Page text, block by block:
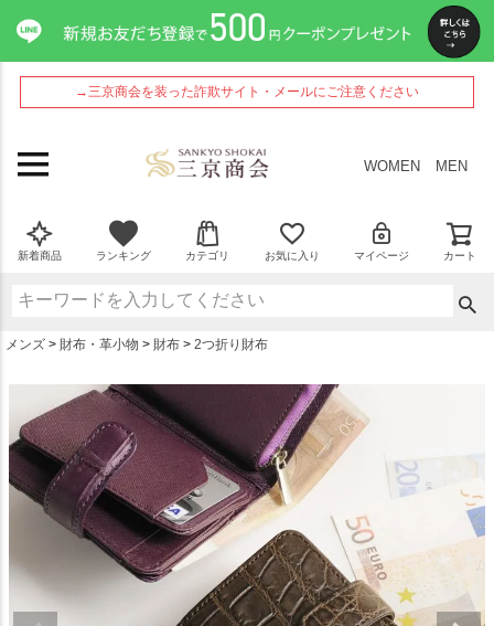
→三京商会を装った詐欺サイト・メールにご注意ください
WOMEN MEN
新着商品 ランキング カテゴリ お気に入り マイページ カート
メンズ 財布・革小物 財布 2つ折り財布
ペー
ジト
ップ
へ